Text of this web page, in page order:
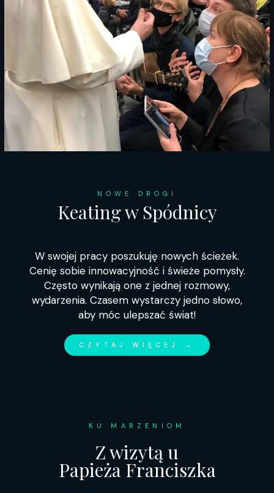
NOWE DROGI
Keating w Spódnicy
W swojej pracy poszukuję nowych ścieżek.
Cenię sobie innowacyjność i świeże pomysły.
Często wynikają one z jednej rozmowy,
wydarzenia. Czasem wystarczy jedno słowo,
aby móc ulepszać świat!
CZYTAJ WIĘCEJ →
KU MARZENIOM
Z wizytą u
Papieża Franciszka